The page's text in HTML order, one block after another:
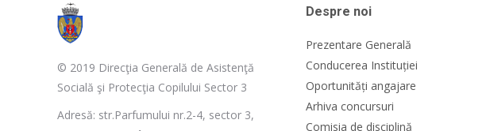
© 2019 Direcţia Generală de Asistenţă
Socială şi Protecţia Copilului Sector 3
Adresă: str.Parfumului nr.2-4, sector 3,
Despre noi
Prezentare Generală
Conducerea Instituției
Oportunități angajare
Arhiva concursuri
Comisia de disciplină